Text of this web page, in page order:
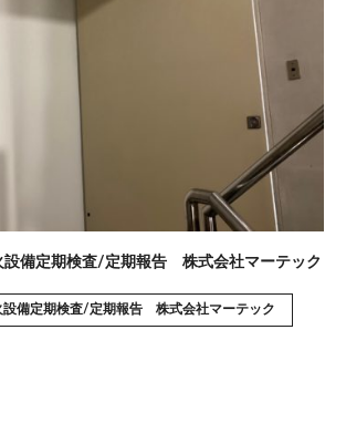
設備定期検査/定期報告 株式会社マーテック
設備定期検査/定期報告 株式会社マーテック